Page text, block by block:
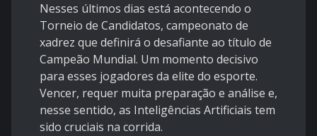
Nesses últimos dias está acontecendo o
Torneio de Candidatos, campeonato de
xadrez que definirá o desafiante ao título de
Campeão Mundial. Um momento decisivo
para esses jogadores da elite do esporte.
Vencer, requer muita preparação e análise e,
nesse sentido, as Inteligências Artificiais tem
sido cruciais na corrida.